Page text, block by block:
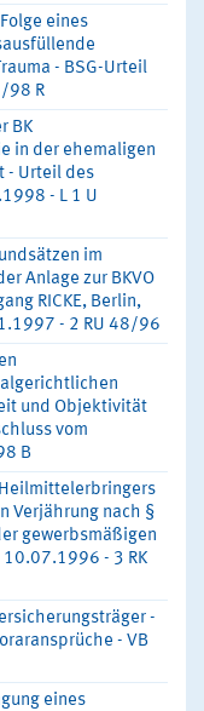
eines
- BSG-Urteil
98 R
BK
in der ehemaligen
- Urteil des
- L 1 U
im
Anlage zur BKVO
RICKE, Berlin,
- 2 RU 48/96
und Objektivität
vom
B
Verjährung nach §
gewerbsmäßigen
10.07.1996 - 3 RK
-
- VB
eines